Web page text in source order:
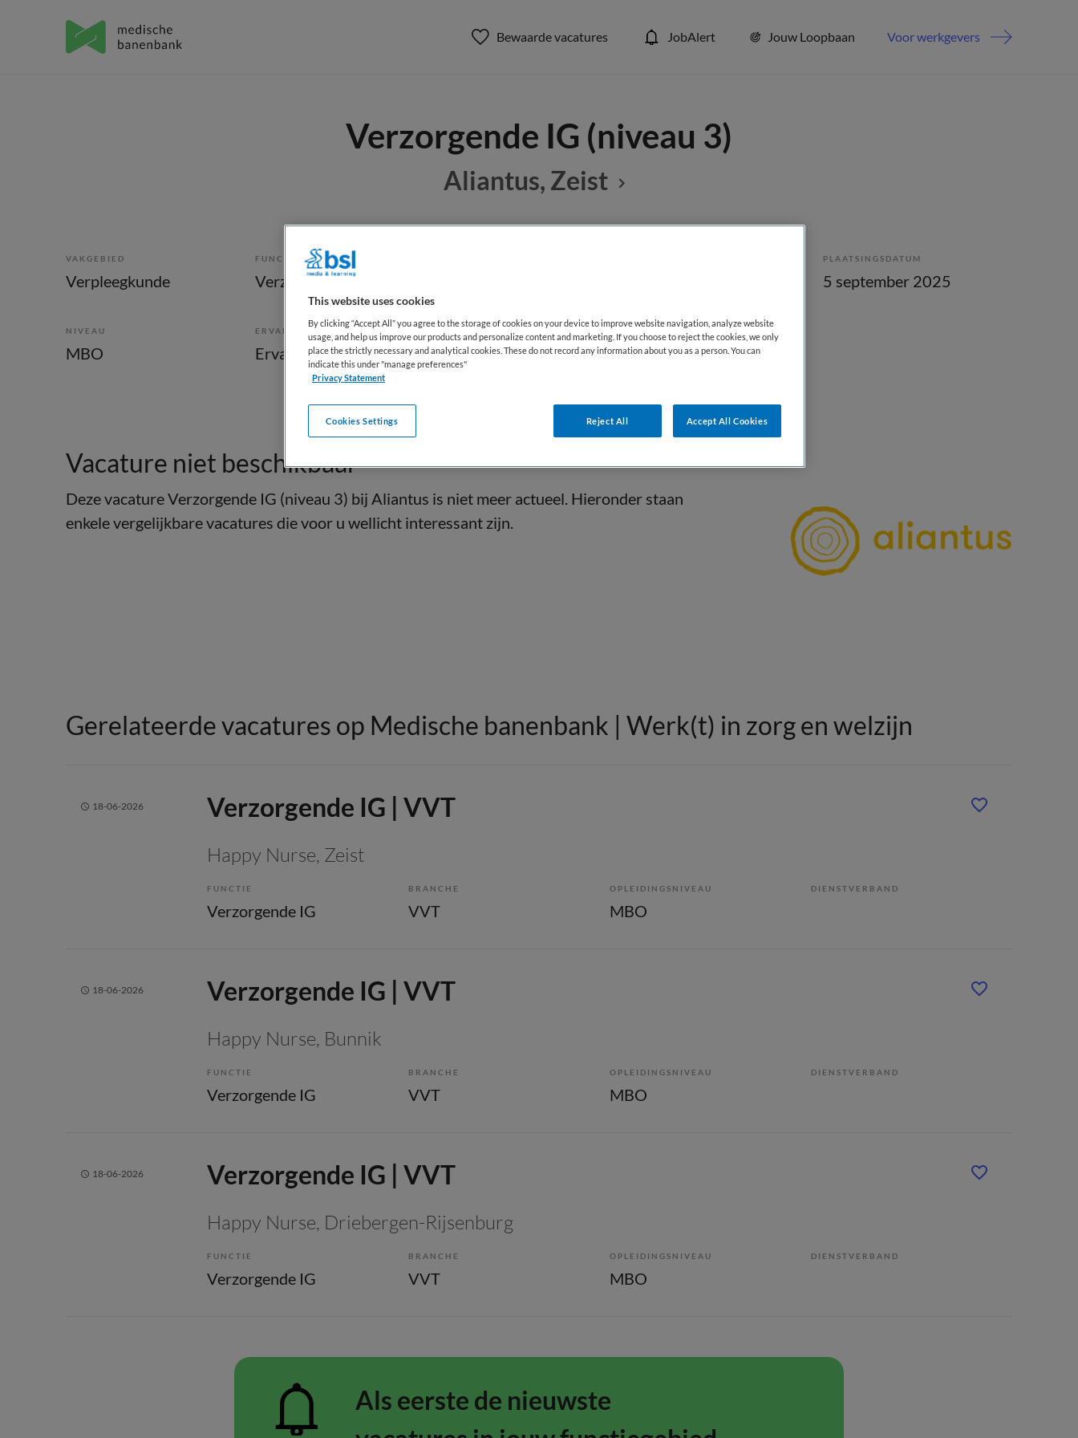
Bewaarde vacatures JobAlert Jouw Loopbaan Voor werkgevers
Verzorgende IG (niveau 3)
Aliantus, Zeist
VAKGEBIED
Verpleegkunde
FUNCTIE
Verzorgende IG
PLAATSINGSDATUM
5 september 2025
NIVEAU
MBO
ERVARING
Ervaren
DIENSTVERBAND
Parttime
Vacature niet beschikbaar
Deze vacature Verzorgende IG (niveau 3) bij Aliantus is niet meer actueel. Hieronder staan
enkele vergelijkbare vacatures die voor u wellicht interessant zijn.
Gerelateerde vacatures op Medische banenbank | Werk(t) in zorg en welzijn
18-06-2026 Verzorgende IG | VVT
Happy Nurse, Zeist
FUNCTIE
Verzorgende IG
BRANCHE
VVT
OPLEIDINGSNIVEAU
MBO
DIENSTVERBAND
18-06-2026 Verzorgende IG | VVT
Happy Nurse, Bunnik
FUNCTIE
Verzorgende IG
BRANCHE
VVT
OPLEIDINGSNIVEAU
MBO
DIENSTVERBAND
18-06-2026 Verzorgende IG | VVT
Happy Nurse, Driebergen-Rijsenburg
FUNCTIE
Verzorgende IG
BRANCHE
VVT
OPLEIDINGSNIVEAU
MBO
DIENSTVERBAND
Als eerste de nieuwste
This website uses cookies
By clicking “Accept All” you agree to the storage of cookies on your device to improve website navigation, analyze website
usage, and help us improve our products and personalize content and marketing. If you choose to reject the cookies, we only
place the strictly necessary and analytical cookies. These do not record any information about you as a person. You can
indicate this under "manage preferences"
Privacy Statement
Reject All Accept All Cookies
Cookies Settings